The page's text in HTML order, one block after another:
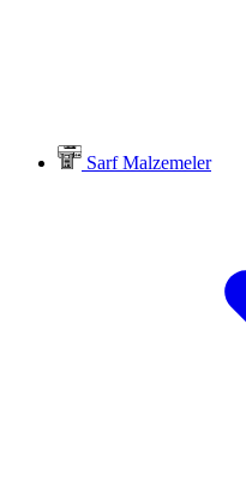
Sarf Malzemeler